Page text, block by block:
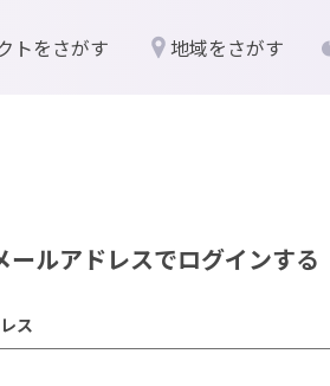
ールアドレスでログインする
ス
トをさがす 地域をさがす